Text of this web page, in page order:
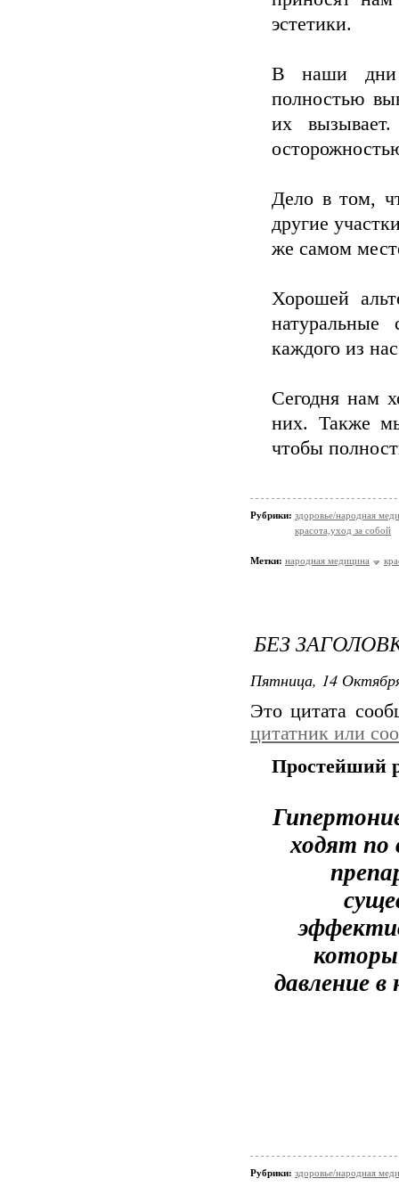
эстетики.
В наши дни
полностью
их
Дело в том,
другие
же самом
Хорошей
каждого из
Сегодня нам
них. Также
чтобы
Рубрики: здоровье/народная
красота,уход за собой
Метки: народная медицина
БЕЗ
Пятница, 14
Это цитата
цитатник или
Простейший
ходят по
давление
Рубрики: здоровье/народная